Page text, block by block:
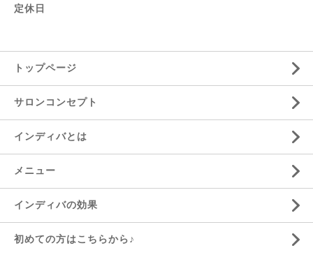
定休日
トップページ
サロンコンセプト
インディバとは
メニュー
インディバの効果
初めての方はこちらから♪